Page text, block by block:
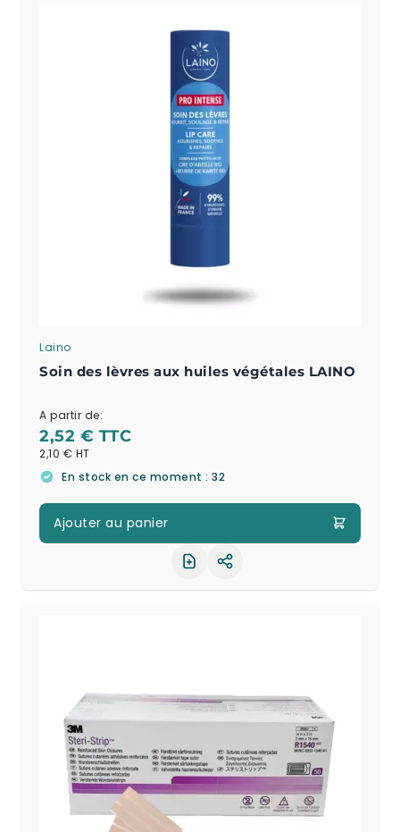
Laino
Soin des lèvres aux huiles végétales LAINO
A partir de:
2,52 €
2,10 €
En stock en ce moment : 32
Ajouter au panier
Partager le produit